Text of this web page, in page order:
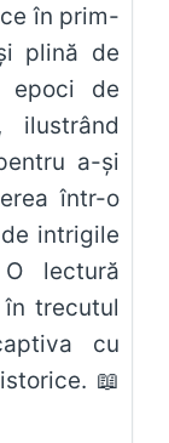
în prim-
plină de
epoci de
ilustrând
a-și
într-o
intrigile
lectură
trecutul
cu
📖